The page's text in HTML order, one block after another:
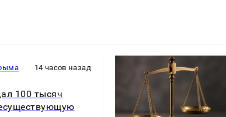
14 часов назад
100 тысяч